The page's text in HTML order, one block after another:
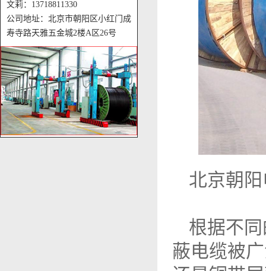
文莉：13718811330
公司地址：北京市朝阳区小红门成
寿寺路天雅五金城2楼A区26号
北京朝
根据不
蔽电缆被